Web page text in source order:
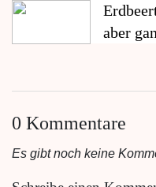
aber
0 Kommentare
Es gibt noch keine